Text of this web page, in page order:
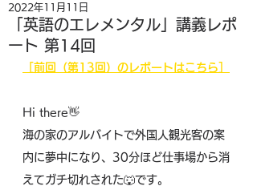
「英語のエレメンタル」講義レポ
ート 第14回
2022年11月11日
［前回（第13回）のレポートはこちら］
Hi there👋
海の家のアルバイトで外国人観光客の案
内に夢中になり、30分ほど仕事場から消
えてガチ切れされた🐺です。